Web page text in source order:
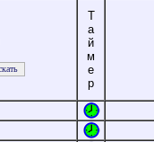
Т
а
й
м
е
р